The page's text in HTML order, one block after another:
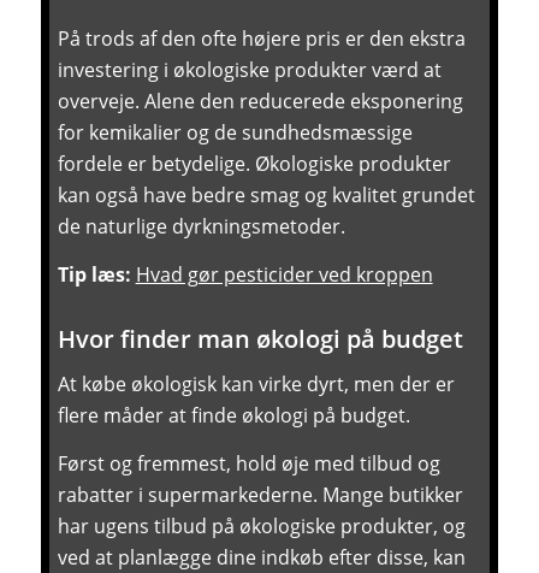
På trods af den ofte højere pris er den ekstra
investering i økologiske produkter værd at
overveje. Alene den reducerede eksponering
for kemikalier og de sundhedsmæssige
fordele er betydelige. Økologiske produkter
kan også have bedre smag og kvalitet grundet
de naturlige dyrkningsmetoder.
Tip læs: Hvad gør pesticider ved kroppen
Hvor finder man økologi på budget
At købe økologisk kan virke dyrt, men der er
flere måder at finde økologi på budget.
Først og fremmest, hold øje med tilbud og
rabatter i supermarkederne. Mange butikker
har ugens tilbud på økologiske produkter, og
ved at planlægge dine indkøb efter disse, kan